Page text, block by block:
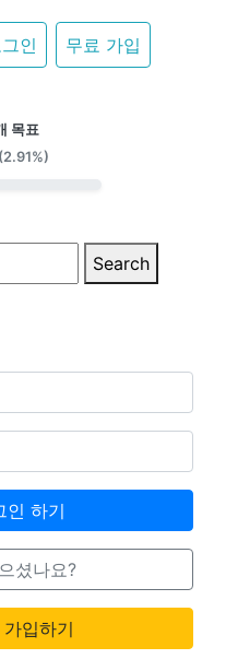
인 무료 가입
목표
(2.91%)
Search
인 하기
셨나요?
입하기